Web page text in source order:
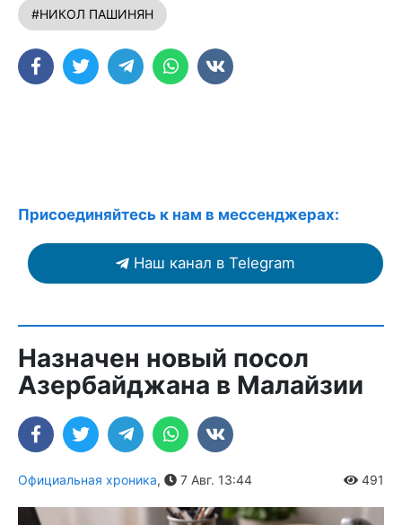
#НИКОЛ ПАШИНЯН
Присоединяйтесь к нам в мессенджерах:
Наш канал в Telegram
Назначен новый посол
Азербайджана в Малайзии
Официальная хроника, 7 Авг. 13:44 491